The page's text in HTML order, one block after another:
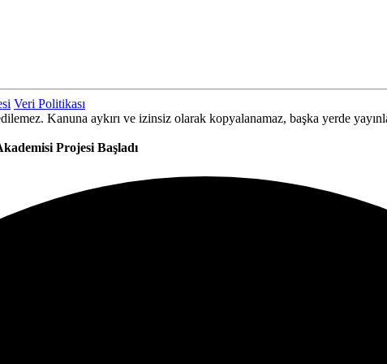
Veri Politikası
Kanuna aykırı ve izinsiz olarak kopyalanamaz, başka yerde
Projesi Başladı